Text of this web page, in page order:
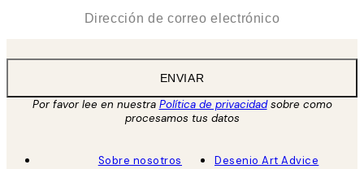
ENVIAR
Por favor lee en nuestra Política de privacidadsobre como
procesamos tus datos
Sobre nosotros
Desenio Art Advice